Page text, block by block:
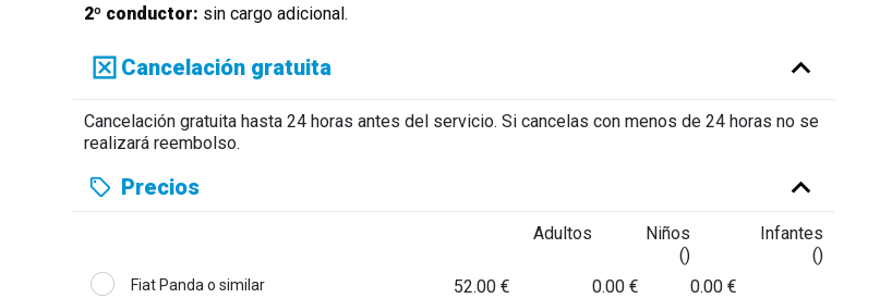
2º conductor: sin cargo adicional.
Cancelación gratuita
Cancelación gratuita hasta 24 horas antes del servicio. Si cancelas con menos de 24 horas no se
realizará reembolso.
Precios
Adultos
Niños
()
Infantes
()
Fiat Panda o similar 52.00 € 0.00 € 0.00 €